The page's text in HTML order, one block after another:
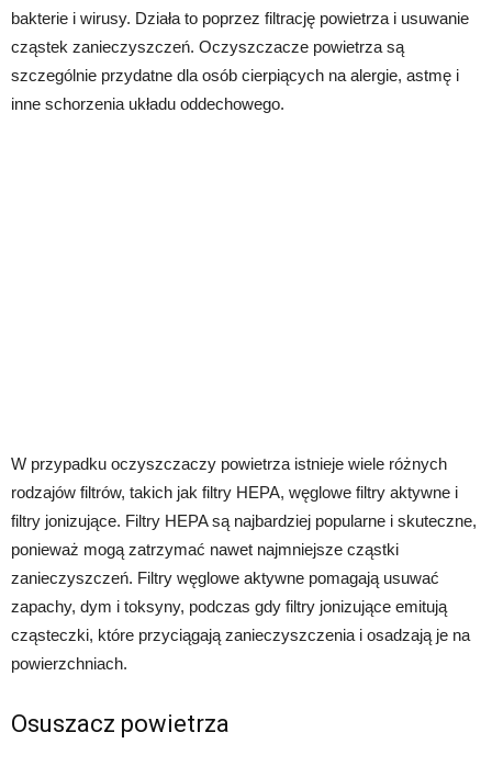
bakterie i wirusy. Działa to poprzez filtrację powietrza i usuwanie
cząstek zanieczyszczeń. Oczyszczacze powietrza są
szczególnie przydatne dla osób cierpiących na alergie, astmę i
inne schorzenia układu oddechowego.
W przypadku oczyszczaczy powietrza istnieje wiele różnych
rodzajów filtrów, takich jak filtry HEPA, węglowe filtry aktywne i
filtry jonizujące. Filtry HEPA są najbardziej popularne i skuteczne,
ponieważ mogą zatrzymać nawet najmniejsze cząstki
zanieczyszczeń. Filtry węglowe aktywne pomagają usuwać
zapachy, dym i toksyny, podczas gdy filtry jonizujące emitują
cząsteczki, które przyciągają zanieczyszczenia i osadzają je na
powierzchniach.
Osuszacz powietrza